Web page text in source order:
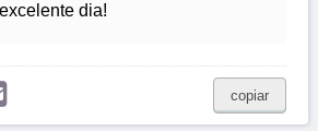
dia!
copiar